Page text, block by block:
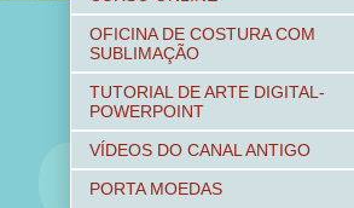
OFICINA DE COSTURA COM
SUBLIMAÇÃO
TUTORIAL DE ARTE DIGITAL-
POWERPOINT
VÍDEOS DO CANAL ANTIGO
PORTA MOEDAS